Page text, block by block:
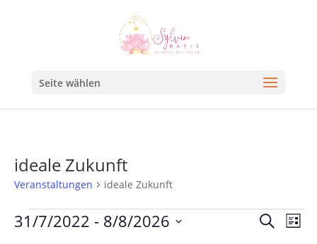
Seite wählen
ideale Zukunft
Veranstaltungen ideale Zukunft
SucheListe
31/7/2022 - 8/8/2026